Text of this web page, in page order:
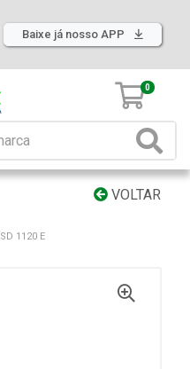
Baixe já nosso APP
0
VOLTAR
1120 E